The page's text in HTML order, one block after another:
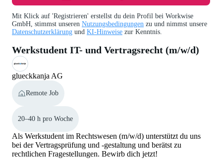
Mit Klick auf 'Registrieren' erstellst du dein Profil bei Workwise
GmbH, stimmst unseren Nutzungsbedingungen zu und nimmst unsere
Datenschutzerklärung und KI-Hinweise zur Kenntnis.
Werkstudent IT- und Vertragsrecht (m/w/d)
glueckkanja AG
Remote Job
20–40 h pro Woche
Als Werkstudent im Rechtswesen (m/w/d) unterstützt du uns
bei der Vertragsprüfung und -gestaltung und berätst zu
rechtlichen Fragestellungen. Bewirb dich jetzt!